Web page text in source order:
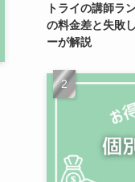
トライの講師ラ
の料金差と失敗
ーが解説